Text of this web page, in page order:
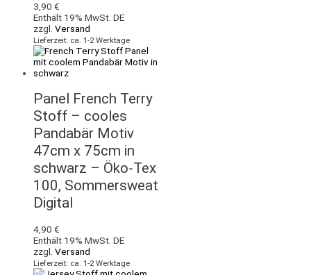
3,90 €
Enthält 19% MwSt. DE
zzgl. Versand
Lieferzeit: ca. 1-2 Werktage
Panel French Terry
Stoff – cooles
Pandabär Motiv
47cm x 75cm in
schwarz – Öko-Tex
100, Sommersweat
Digital
4,90 €
Enthält 19% MwSt. DE
zzgl. Versand
Lieferzeit: ca. 1-2 Werktage